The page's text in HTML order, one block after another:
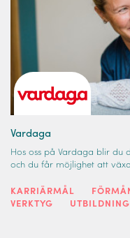
Vardaga
Hos oss på Vardaga blir du
och du får möjlighet att
KARRIÄRMÅL
VERKTYG
UTBILDNING